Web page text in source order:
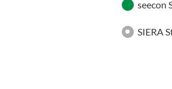
seecon
SIERA